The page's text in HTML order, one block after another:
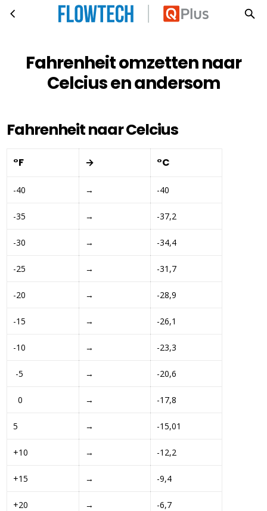
Ga naar hoofdinhoud
Fahrenheit omzetten naar Celcius en andersom
Fahrenheit omzetten naar
Celcius en andersom
Fahrenheit naar Celcius
°F → °C
-40 → -40
-35 → -37,2
-30 → -34,4
-25 → -31,7
-20 → -28,9
-15 → -26,1
-10 → -23,3
-5 → -20,6
0 → -17,8
5 → -15,01
+10 → -12,2
+15 → -9,4
+20 → -6,7